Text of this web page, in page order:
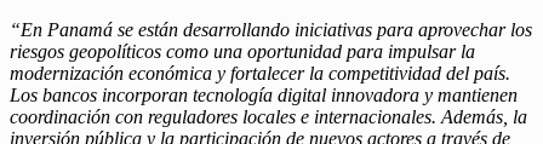
“En Panamá se están desarrollando iniciativas para aprovechar los
riesgos geopolíticos como una oportunidad para impulsar la
modernización económica y fortalecer la competitividad del país.
Los bancos incorporan tecnología digital innovadora y mantienen
coordinación con reguladores locales e internacionales. Además, la
inversión pública y la participación de nuevos actores a través de